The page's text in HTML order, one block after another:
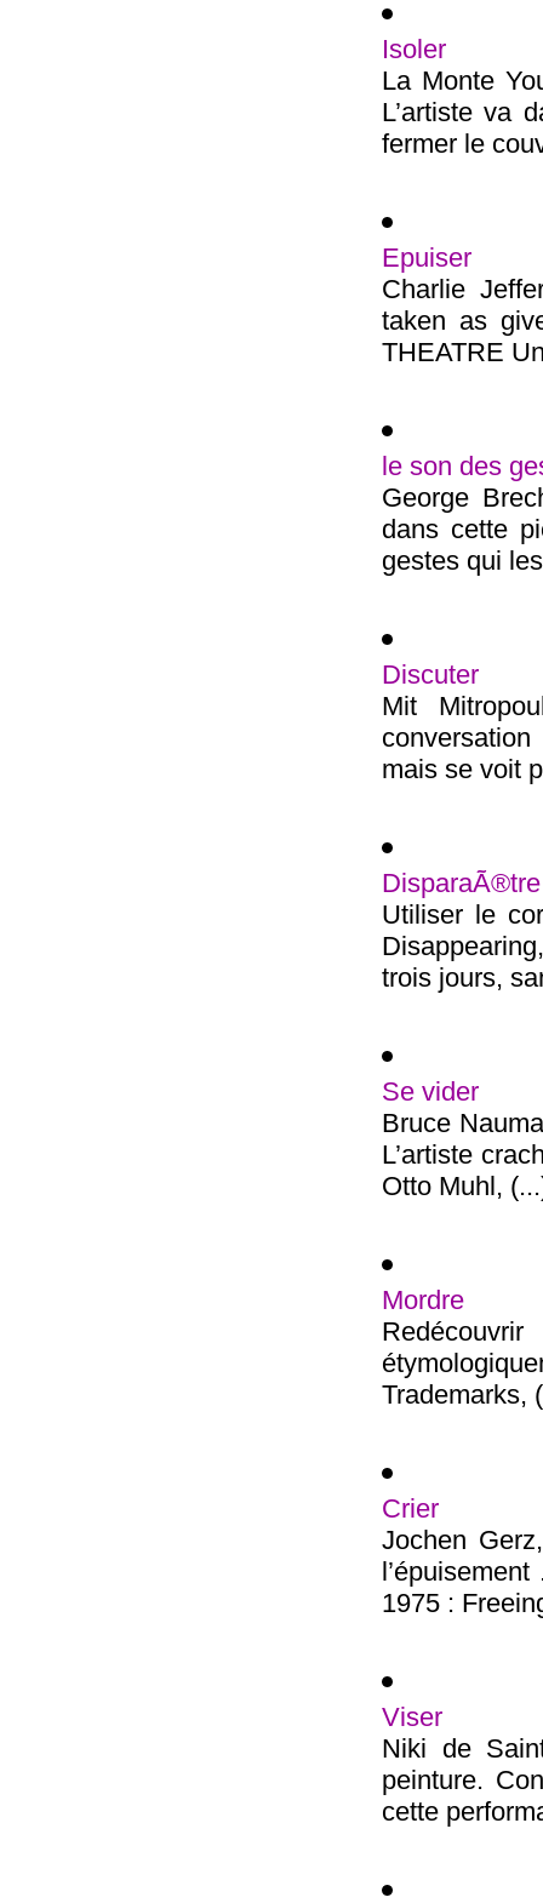
Isoler
La Monte
L’artiste va
fermer le
Epuiser
Charlie
taken as
THEATRE
le son des
George
dans cette
gestes qui
Discuter
Mit
mais se voit
DisparaÃ®tre
Utiliser le
trois jours,
Se vider
Bruce
L’artiste
Otto Muhl,
Mordre
Trademarks,
Crier
Jochen
1975 :
Viser
Niki de
peinture.
cette